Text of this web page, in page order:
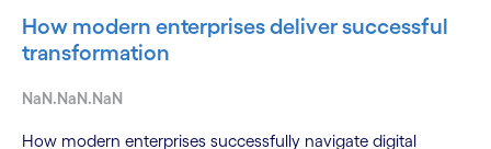
How modern enterprises deliver successful
transformation
NaN.NaN.NaN
How modern enterprises successfully navigate digital